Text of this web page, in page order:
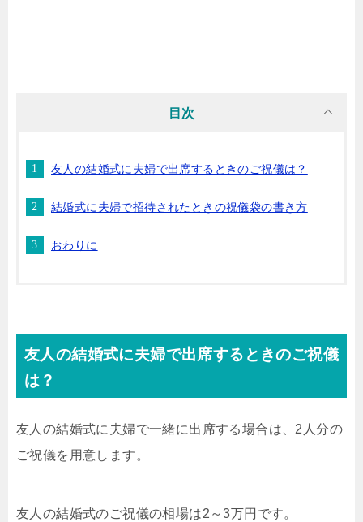
目次
友人の結婚式に夫婦で出席するときのご祝儀は？
結婚式に夫婦で招待されたときの祝儀袋の書き方
おわりに
友人の結婚式に夫婦で出席するときのご祝儀
は？
友人の結婚式に夫婦で一緒に出席する場合は、2人分の
ご祝儀を用意します。
友人の結婚式のご祝儀の相場は2～3万円です。